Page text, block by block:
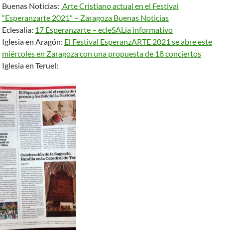
Buenas Noticias: Arte Cristiano actual en el Festival
“Esperanzarte 2021” – Zaragoza Buenas Noticias
Eclesalia: 17 Esperanzarte – ecleSALia informativo
Iglesia en Aragón: El Festival EsperanzARTE 2021 se abre este
miércoles en Zaragoza con una propuesta de 18 conciertos
Iglesia en Teruel: